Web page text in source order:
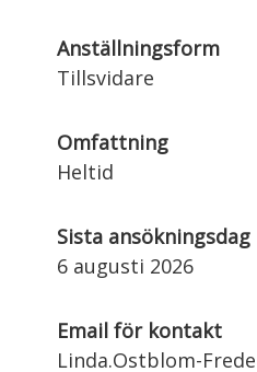
Anställningsform
Tillsvidare
Omfattning
Heltid
Sista ansökningsdag
6 augusti 2026
Email för kontakt
Linda.Ostblom-